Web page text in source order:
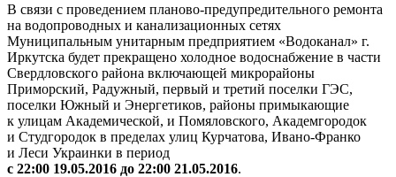
В связи с проведением планово-предупредительного ремонта
на водопроводных и канализационных сетях
Муниципальным унитарным предприятием «Водоканал» г.
Иркутска будет прекращено холодное водоснабжение в части
Свердловского района включающей микрорайоны
Приморский, Радужный, первый и третий поселки ГЭС,
поселки Южный и Энергетиков, районы примыкающие
к улицам Академической, и Помяловского, Академгородок
и Студгородок в пределах улиц Курчатова, Ивано-Франко
и Леси Украинки в период
с 22:00 19.05.2016 до 22:00 21.05.2016.